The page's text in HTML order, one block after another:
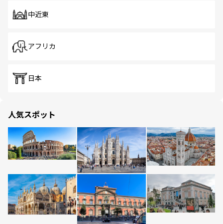
中近東
アフリカ
日本
人気スポット